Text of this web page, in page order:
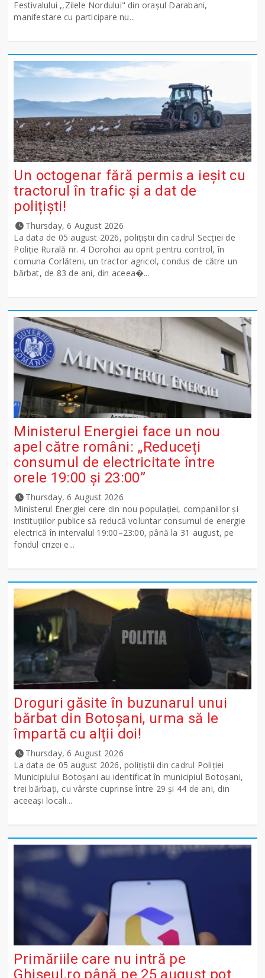
Festivalului ,,Zilele Nordului" din orașul Darabani,
manifestare cu participare nu...
Un octogenar fără permis a ieșit cu
tractorul în trafic și a dat de
polițiști!
Thursday, 6 August 2026
La data de 05 august 2026, polițiștii din cadrul Secției de
Poliție Rurală nr. 4 Dorohoi au oprit pentru control, în
comuna Corlăteni, un tractor agricol, condus de către un
bărbat, de 83 de ani, din aceea�...
Ministerul Energiei face un nou
apel către români: „Reduceți
consumul de electricitate între
orele 19:00 și 23:00”
Thursday, 6 August 2026
Ministerul Energiei cere din nou populației, companiilor și
instituțiilor publice să reducă voluntar consumul de energie
electrică în intervalul 19:00–23:00, până la 31 august, pe
fondul crizei e...
Droguri găsite în buzunarul unui
bărbat din Botoșani, urma să le
împartă cu alții doi!
Thursday, 6 August 2026
La data de 05 august 2026, polițiștii din cadrul Poliției
Municipiului Botoșani au identificat în municipiul Botoșani,
trei bărbați, cu vârste cuprinse între 29 și 44 de ani, din
aceeași locali...
Primăriile care nu intră pe
Ghişeul.ro până pe 25 august pot